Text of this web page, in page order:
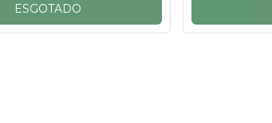
ESGOTADO